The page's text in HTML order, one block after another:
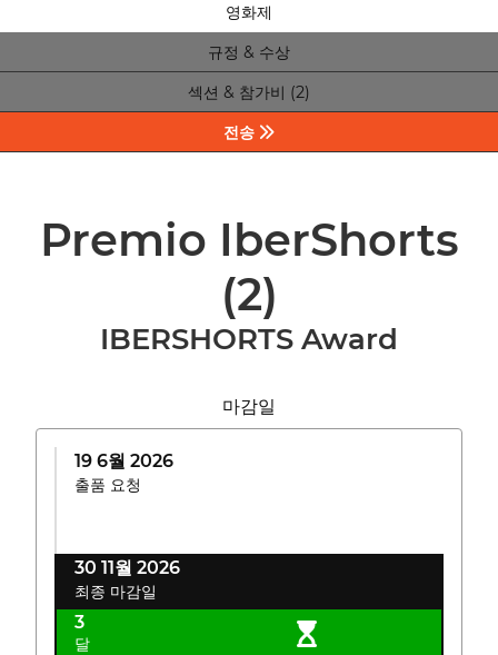
영화제
규정 & 수상
섹션 & 참가비 (2)
전송
Premio IberShorts
(2)
IBERSHORTS Award
마감일
19 6월 2026
출품 요청
30 11월 2026
최종 마감일
3
달